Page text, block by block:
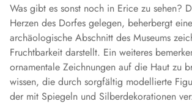
Was gibt es sonst noch in Erice zu sehen?
Herzen des Dorfes gelegen, beherbergt
archäologische Abschnitt des Museums
Fruchtbarkeit darstellt. Ein weiteres
ornamentale Zeichnungen auf die Haut zu
wissen, die durch sorgfältig modellierte
der mit Spiegeln und Silberdekorationen